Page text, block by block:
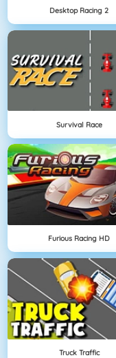
Desktop Racing 2
Survival Race
Furious Racing HD
Truck Traffic